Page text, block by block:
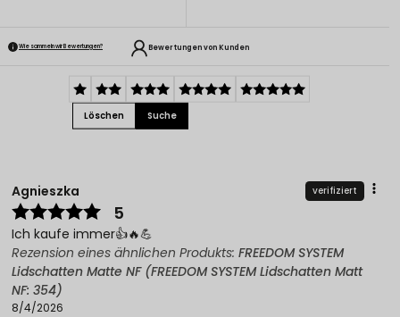
Wie sammeln wir Bewertungen? Bewertungen von Kunden
Löschen Suche
Agnieszka verifiziert
5
Ich kaufe immer👍️🔥💪
Rezension eines ähnlichen Produkts: FREEDOM SYSTEM
Lidschatten Matte NF (FREEDOM SYSTEM Lidschatten Matt
NF: 354)
8/4/2026